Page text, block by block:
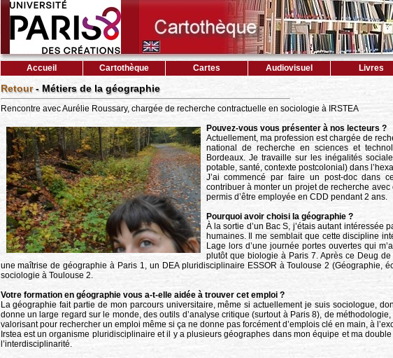
Accueil Cartothèque Cartes Audiovisuel Livres
Retour- Métiers de la géographie
Rencontre avec Aurélie Roussary, chargée de recherche contractuelle en sociologie à IRSTEA
Pouvez-vous vous présenter à nos lecteurs ?
Actuellement, ma profession est chargée de
national de recherche en sciences et
Bordeaux. Je travaille sur les inégalités
potable, santé, contexte postcolonial) dans
J’ai commencé par faire un post-doc dans
contribuer à monter un projet de recherche
permis d’être employée en CDD pendant 2 ans.
Pourquoi avoir choisi la géographie ?
À la sortie d’un Bac S, j’étais autant
humaines. Il me semblait que cette discipline
Lage lors d’une journée portes ouvertes qui
plutôt que biologie à Paris 7. Après ce Deug
une maîtrise de géographie à Paris 1, un DEA pluridisciplinaire ESSOR à Toulouse 2 (Géographie,
sociologie à Toulouse 2.
Votre formation en géographie vous a-t-elle aidée à trouver cet emploi ?
La géographie fait partie de mon parcours universitaire, même si actuellement je suis sociologue,
donne un large regard sur le monde, des outils d’analyse critique (surtout à Paris 8), de
valorisant pour rechercher un emploi même si ça ne donne pas forcément d’emplois clé en main, à
Irstea est un organisme pluridisciplinaire et il y a plusieurs géographes dans mon équipe et ma
l’interdisciplinarité.